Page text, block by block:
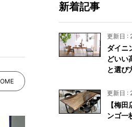
例
（住宅・インテリア）
（店舗・オフィス）
新着記事
更新日 :
ダイニ
どい
と選び
更新日 :
【梅
ンゴ一